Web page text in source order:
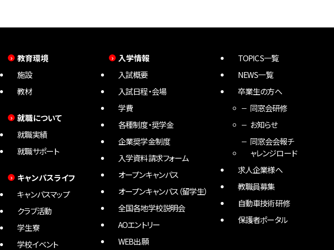
教育環境
施設
教材
就職について
就職実績
就職サポート
キャンパスライフ
キャンパスマップ
クラブ活動
学生寮
学校イベント
入学情報
入試概要
入試日程・会場
学費
各種制度・奨学金
企業奨学金制度
入学資料請求フォーム
オープンキャンパス
オープンキャンパス（留学生）
全国各地学校説明会
AOエントリー
WEB出願
TOPICS一覧
NEWS一覧
卒業生の方へ
同窓会研修
お知らせ
同窓会会報チ
ャレンジロード
求人企業様へ
教職員募集
自動車技術研修
保護者ポータル